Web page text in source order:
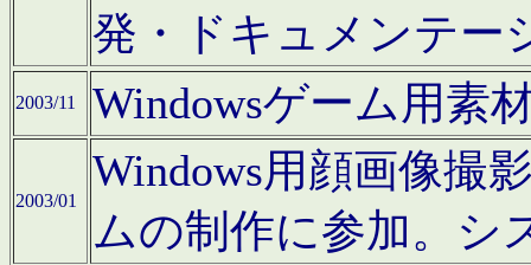
発・ドキュメンテー
2003/11 Windowsゲーム用素
2003/01
Windows用顔画像撮
ムの制作に参加。シ